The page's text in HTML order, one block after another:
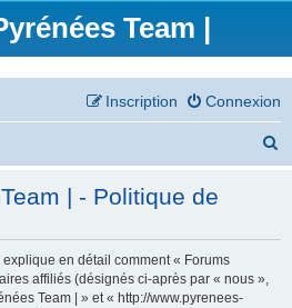
Team |
Connexion
Inscription
h
| - Politique de
en détail comment « Forums
affiliés (désignés ci-après par « nous »,
Team | » et « http://www.pyrenees-